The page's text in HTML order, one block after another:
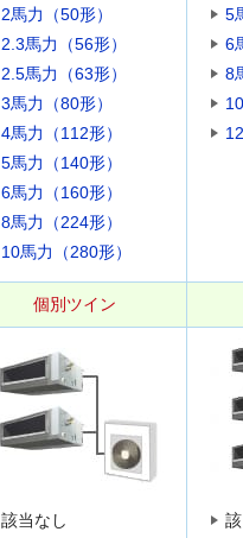
2馬力（50形）
2.3馬力（56形）
2.5馬力（63形）
3馬力（80形）
4馬力（112形）
5馬力（140形）
6馬力（160形）
8馬力（224形）
10馬力（280形）
5
6
8
個別ツイン
該当なし